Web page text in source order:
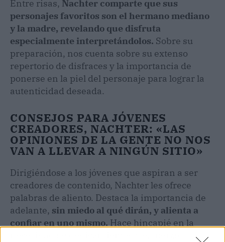
Entre risas, Nachter comparte que sus
personajes favoritos son el hermano mediano
y la madre, revelando que disfruta
especialmente interpretándolos. Sobre su
preparación, nos cuenta sobre su extenso
repertorio de disfraces y la importancia de
ponerse en la piel del personaje para lograr la
autenticidad deseada.
CONSEJOS PARA JÓVENES
CREADORES, NACHTER: «LAS
OPINIONES DE LA GENTE NO NOS
VAN A LLEVAR A NINGÚN SITIO»
Dirigiéndose a los jóvenes que aspiran a ser
creadores de contenido, Nachter les ofrece
palabras de aliento. Destaca la importancia de
adelante, sin miedo al qué dirán, y alienta a
confiar en uno mismo. Hace hincapié en la